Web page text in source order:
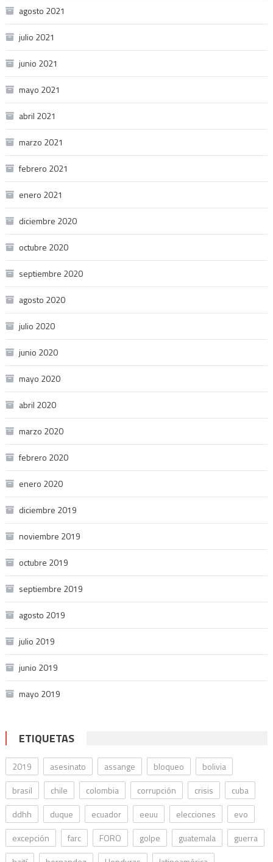
agosto 2021
julio 2021
junio 2021
mayo 2021
abril 2021
marzo 2021
febrero 2021
enero 2021
diciembre 2020
octubre 2020
septiembre 2020
agosto 2020
julio 2020
junio 2020
mayo 2020
abril 2020
marzo 2020
febrero 2020
enero 2020
diciembre 2019
noviembre 2019
octubre 2019
septiembre 2019
agosto 2019
julio 2019
junio 2019
mayo 2019
ETIQUETAS
2019 asesinato assange bloqueo
bolivia
brasil
chile colombia corrupción crisis
cuba
ddhh
duque ecuador eeuu elecciones
evo
excepción
farc FORO golpe guatemala
guerra